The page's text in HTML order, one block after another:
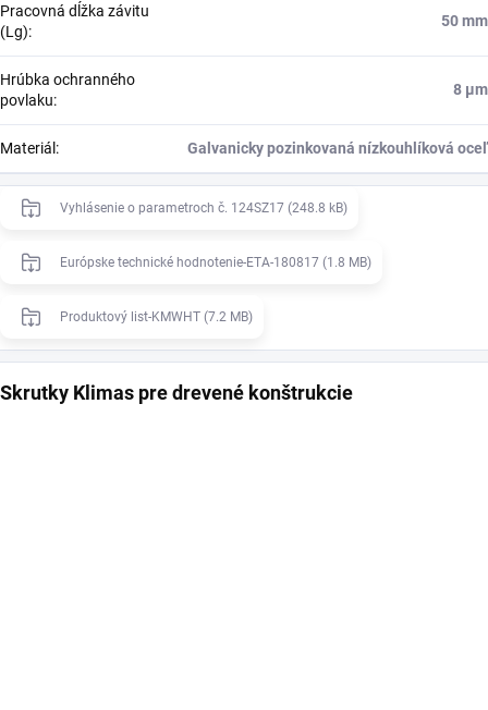
Pracovná dĺžka závitu
(Lg):
50 mm
Hrúbka ochranného
povlaku:
8 μm
Materiál: Galvanicky pozinkovaná nízkouhlíková oceľ
Vyhlásenie o parametroch č. 124SZ17 (248.8 kB)
Európske technické hodnotenie-ETA-180817 (1.8 MB)
Produktový list-KMWHT (7.2 MB)
Skrutky Klimas pre drevené konštrukcie